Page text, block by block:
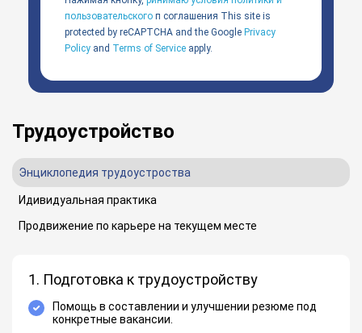
пользовательского п соглашения This site is
protected by reCAPTCHA and the Google Privacy
Policy and Terms of Service apply.
Трудоустройство
Энциклопедия трудоустроства
Идивидуальная практика
Продвижение по карьере на текущем месте
1. Подготовка к трудоустройству
Помощь в составлении и улучшении резюме под
конкретные вакансии.